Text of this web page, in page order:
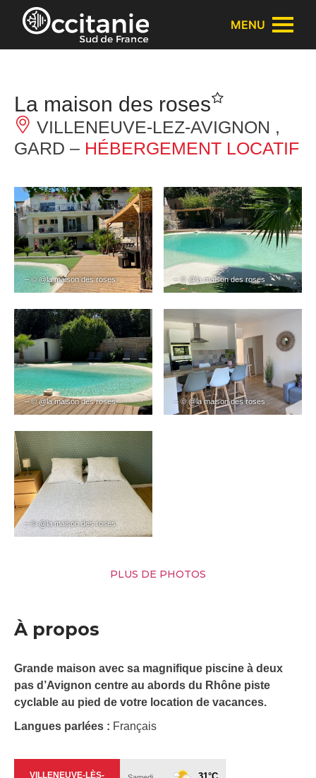
Panneau de gestion des cookies
MENU
La maison des roses
VILLENEUVE-LEZ-AVIGNON ,
GARD – HÉBERGEMENT LOCATIF
– © @la maison des roses – © @la maison des roses
– © @la maison des roses – © @la maison des roses
– © @la maison des roses
PLUS DE PHOTOS
À propos
Grande maison avec sa magnifique piscine à deux
pas d’Avignon centre au abords du Rhône piste
cyclable au pied de votre location de vacances.
Langues parlées : Français